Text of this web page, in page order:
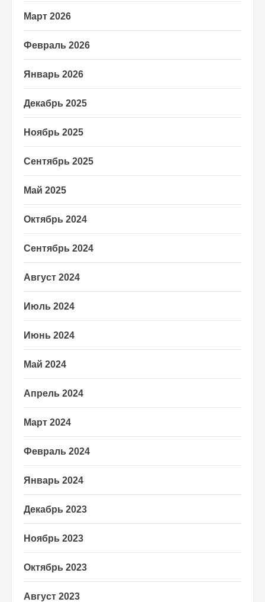
Март 2026
Февраль 2026
Январь 2026
Декабрь 2025
Ноябрь 2025
Сентябрь 2025
Май 2025
Октябрь 2024
Сентябрь 2024
Август 2024
Июль 2024
Июнь 2024
Май 2024
Апрель 2024
Март 2024
Февраль 2024
Январь 2024
Декабрь 2023
Ноябрь 2023
Октябрь 2023
Август 2023